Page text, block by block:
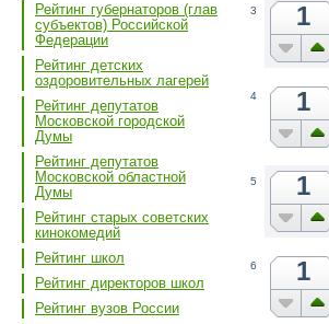
Рейтинг губернаторов (глав
субъектов) Российской
Федерации
Рейтинг детских
оздоровительных лагерей
Рейтинг депутатов
Московской городской
Думы
Рейтинг депутатов
Московской областной
Думы
Рейтинг старых советских
кинокомедий
Рейтинг школ
Рейтинг директоров школ
Рейтинг вузов России
3 1
4 1
5 1
6 1